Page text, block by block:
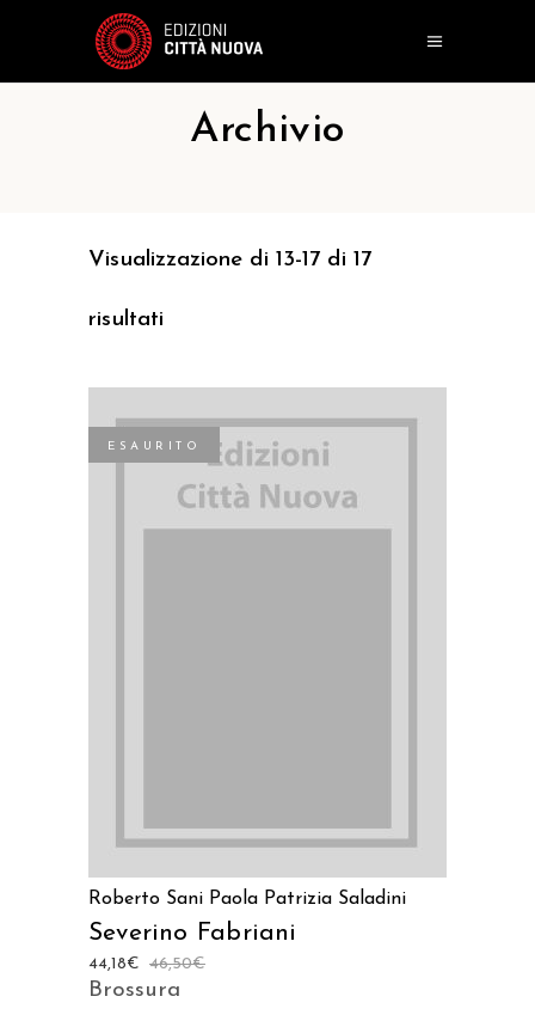
Archivio
Visualizzazione di 13-17 di 17
risultati
ESAURITO
Roberto Sani Paola Patrizia Saladini
Severino Fabriani
46,50€
44,18€
Brossura